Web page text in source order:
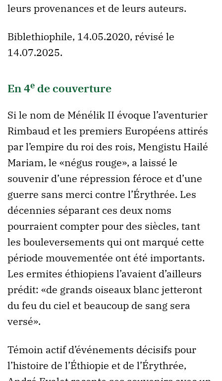
leurs provenances et de leurs auteurs.
Biblethiophile, 14.05.2020, révisé le
14.07.2025.
En 4e de couverture
Si le nom de Ménélik II évoque l’aventurier
Rimbaud et les premiers Européens attirés
par l’empire du roi des rois, Mengistu Hailé
Mariam, le «négus rouge», a laissé le
souvenir d’une répression féroce et d’une
guerre sans merci contre l’Érythrée. Les
décennies séparant ces deux noms
pourraient compter pour des siècles, tant
les bouleversements qui ont marqué cette
période mouvementée ont été importants.
Les ermites éthiopiens l’avaient d’ailleurs
prédit: «de grands oiseaux blanc jetteront
du feu du ciel et beaucoup de sang sera
versé».
Témoin actif d’événements décisifs pour
l’histoire de l’Éthiopie et de l’Érythrée,